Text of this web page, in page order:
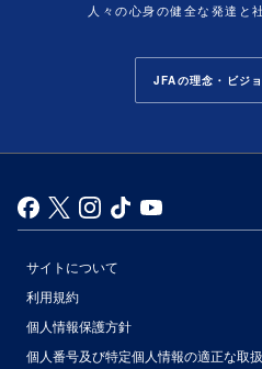
人々の心身の健全な発達と
JFAの理念・ビジ
サイトについて
利用規約
個人情報保護方針
個人番号及び特定個人情報の適正な取